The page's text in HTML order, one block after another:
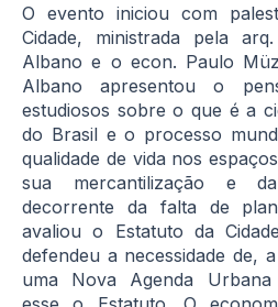
O evento iniciou com
Cidade, ministrada pela
Albano e o econ. Paulo
Albano apresentou o
estudiosos sobre o que é a
do Brasil e o processo
qualidade de vida nos
sua mercantilização e
decorrente da falta de
avaliou o Estatuto da
defendeu a necessidade de,
uma Nova Agenda